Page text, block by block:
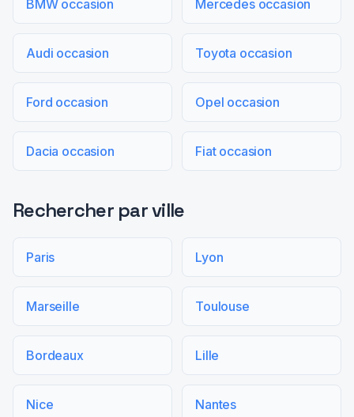
BMW occasion Mercedes occasion
Audi occasion Toyota occasion
Ford occasion Opel occasion
Dacia occasion Fiat occasion
Rechercher par ville
Paris Lyon
Marseille Toulouse
Bordeaux Lille
Nice Nantes